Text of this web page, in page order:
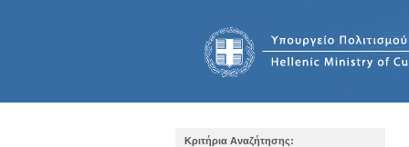
Κριτήρια Αναζήτησης: